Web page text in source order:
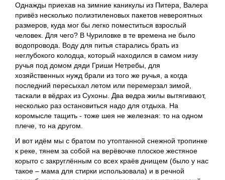
Однажды приехав на зимние каникулы из Питера, Валера
привёз несколько полиэтиленовых пакетов невероятных
размеров, куда мог бы легко поместиться взрослый
человек. Для чего? В Чуриловке в те времена не было
водопровода. Воду для питья старались брать из
неглубокого колодца, который находился в самом низу
ручья под домом дяди Гриши Нетребы, для
хозяйственных нужд брали из того же ручья, а когда
последний пересыхал летом или перемерзал зимой,
таскали в вёдрах из Сухоны. Два ведра жилы вытягивают,
несколько раз остановиться надо для отдыха. На
коромысле тащить - тоже шея не железная: то на одном
плече, то на другом.
И вот идём мы с братом по утоптанной снежной тропинке
к реке, тянем за собой на верёвочке плоское жестяное
корыто с закруглённым со всех краёв днищем (было у нас
такое – мама для стирки использовала) и в речной